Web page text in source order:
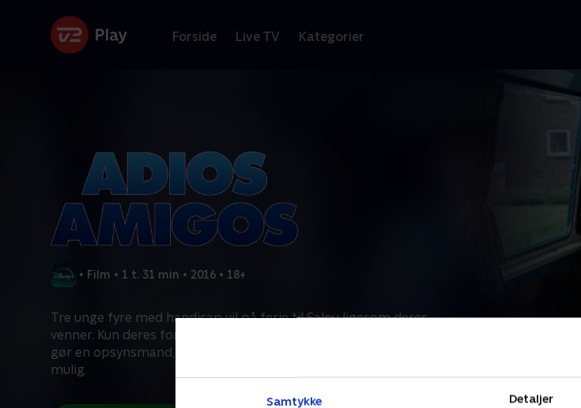
Samtykke Detaljer
Forside Live TV Kategorier
• Film • 1 t. 31 min • 2016 • 18+
Tre unge fyre med handicap vil på ferie til Salou ligesom deres
venner. Kun deres forældre spænder ben for denne idé. Men så
gør en opsynsmand, som de finder på internettet, drømmen
mulig.